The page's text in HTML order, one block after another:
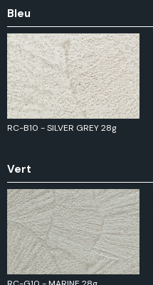
Bleu
RC-B10 - SILVER GREY 28g
Vert